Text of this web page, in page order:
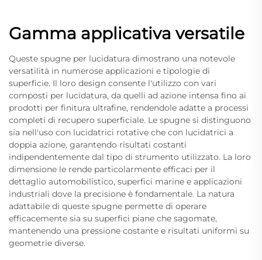
Gamma applicativa versatile
Queste spugne per lucidatura dimostrano una notevole
versatilità in numerose applicazioni e tipologie di
superficie. Il loro design consente l'utilizzo con vari
composti per lucidatura, da quelli ad azione intensa fino ai
prodotti per finitura ultrafine, rendendole adatte a processi
completi di recupero superficiale. Le spugne si distinguono
sia nell'uso con lucidatrici rotative che con lucidatrici a
doppia azione, garantendo risultati costanti
indipendentemente dal tipo di strumento utilizzato. La loro
dimensione le rende particolarmente efficaci per il
dettaglio automobilistico, superfici marine e applicazioni
industriali dove la precisione è fondamentale. La natura
adattabile di queste spugne permette di operare
efficacemente sia su superfici piane che sagomate,
mantenendo una pressione costante e risultati uniformi su
geometrie diverse.